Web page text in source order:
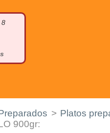
8
> Platos
900gr: